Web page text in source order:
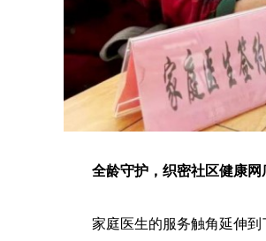
全龄守护，织密社区健康网
家庭医生的服务触角延伸到